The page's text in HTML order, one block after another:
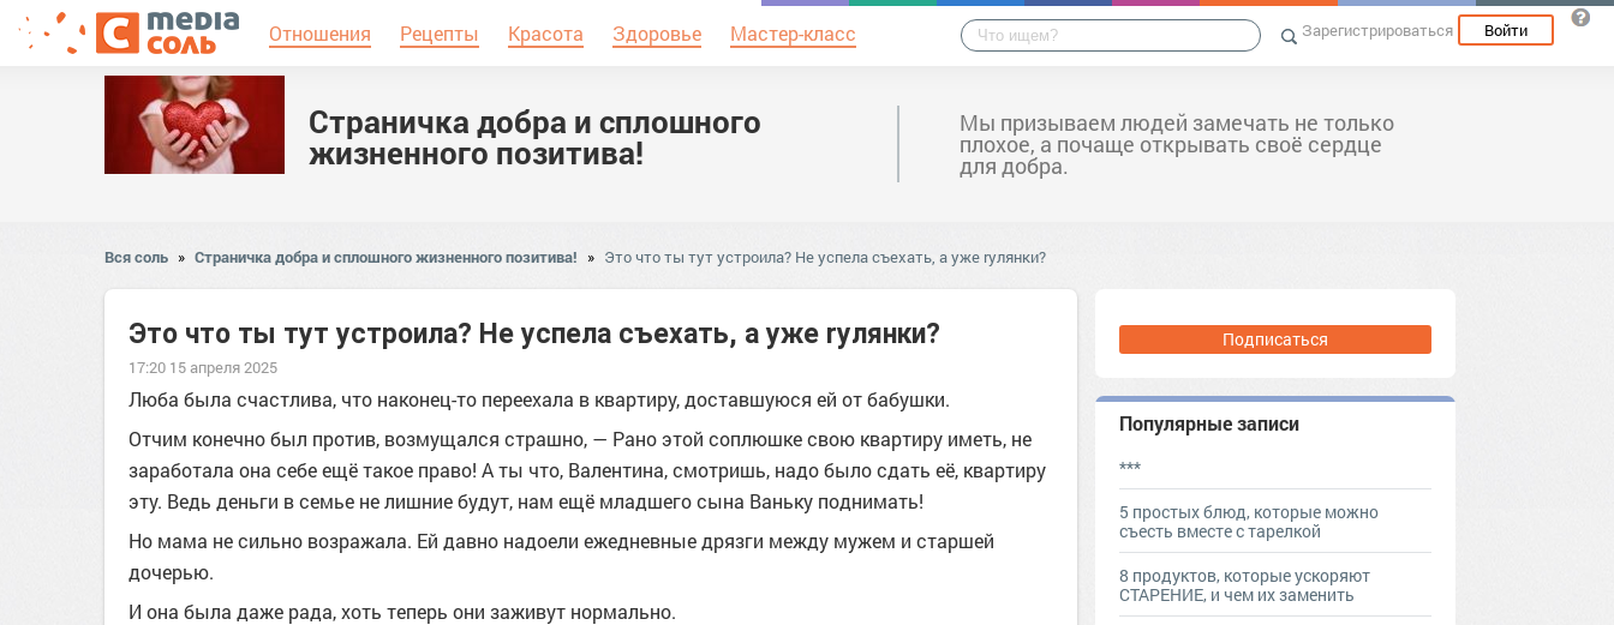
Отношения Рецепты Красота Здоровье Мастер-класс Зарегистрироваться Войти
Страничка добра и сплошного
жизненного позитива!
Мы призываем людей замечать не только
плохое, а почаще открывать своё сердце
для добра.
Вся соль » Страничка добра и сплошного жизненного позитива! » Это что ты тут устроила? Не успела съехать, а уже rулянки?
Это что ты тут устроила? Не успела съехать, а уже rулянки?
17:20 15 апреля 2025
Люба была счастлива, что наконец-то переехала в квартиру, доставшуюся ей от бабушки.
Отчим конечно был против, возмущался страшно, — Рано этой соплюшке свою квартиру иметь, не
заработала она себе ещё такое право! А ты что, Валентина, смотришь, надо было сдать её, квартиру
эту. Ведь деньги в семье не лишние будут, нам ещё младшего сына Ваньку поднимать!
Но мама не сильно возражала. Ей давно надоели ежедневные дрязги между мужем и старшей
дочерью.
И она была даже рада, хоть теперь они заживут нормально.
Подписаться
Популярные записи
***
5 простых блюд, которые можно
съесть вместе с тарелкой
8 продуктов, которые ускоряют
СТАРЕНИЕ, и чем их заменить